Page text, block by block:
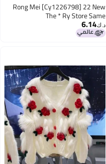
Rong Mei [Cy1226798] 22 New
The * Ry Store Same
Grade/Advanced Matte Mulberry
Silk Shirt
د.ك‏6.14